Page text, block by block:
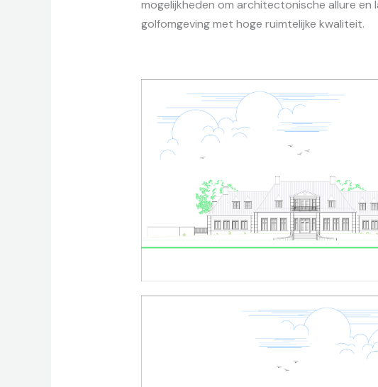
mogelijkheden om architectonische allure en
golfomgeving met hoge ruimtelijke kwaliteit.